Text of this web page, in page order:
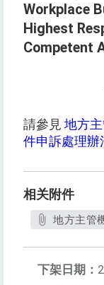
Workplace
Highest
Competent
請參見 地方
件申訴處理辦
相关附件
地方主管
下架日期：